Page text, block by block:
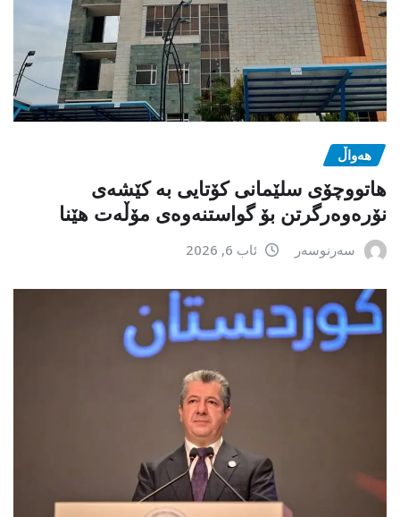
هەواڵ
هاتووچۆی سلێمانی کۆتایی بە کێشەی
نۆرەوەرگرتن بۆ گواستنەوەی مۆڵەت هێنا
سەرنوسەر ئاب 6, 2026